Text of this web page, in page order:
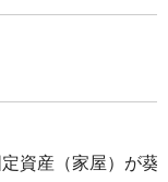
資産（家屋）が葵